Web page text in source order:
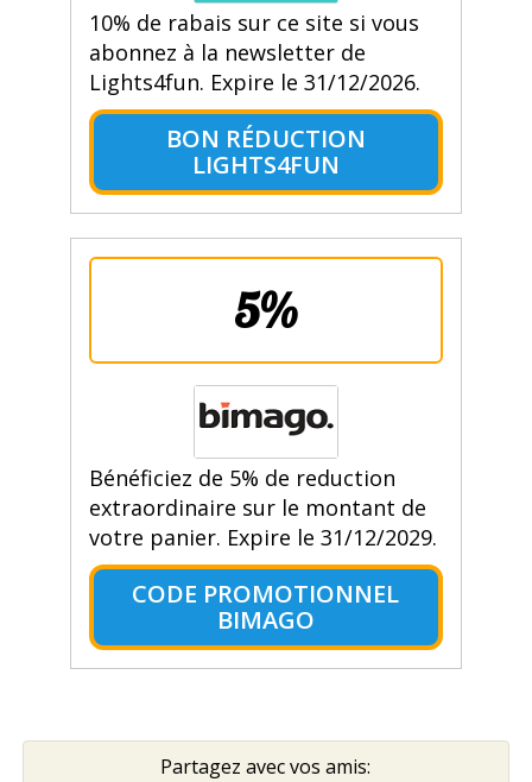
10% de rabais sur ce site si vous
abonnez à la newsletter de
Lights4fun. Expire le 31/12/2026.
BON RÉDUCTION
LIGHTS4FUN
5%
Bénéficiez de 5% de reduction
extraordinaire sur le montant de
votre panier. Expire le 31/12/2029.
CODE PROMOTIONNEL
BIMAGO
Partagez avec vos amis: